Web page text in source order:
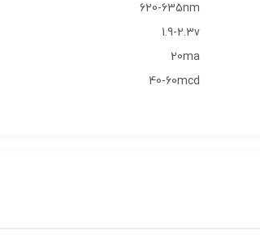
620-635nm
1.9-2.3v
20ma
40-60mcd